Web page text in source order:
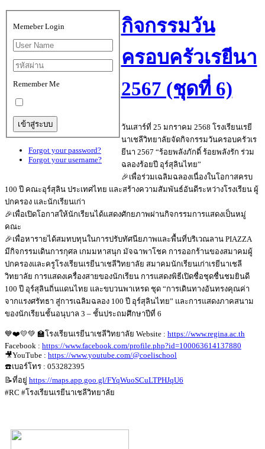
Memeber Login
Remember Me
Forgot your password?
Forgot your username?
กิจกรรมวัน
ครอบครัวเรยีนา
2567 (ชุดที่ 6)
วันเสาร์ที่ 25 มกราคม 2568 โรงเรียนเรยี
นาเชลีวิทยาลัยจัดกิจกรรมวันครอบครัวเร
ยีนา 2567 “ร้อยพลังภักดิ์ ร้อยพลังรัก ร่วม
ฉลองร้อยปี อุร์สุลินไทย”
🎉เพื่อร่วมเฉลิมฉลองเนื่องในโอกาสครบ
100 ปี คณะอุร์สุลิน ประเทศไทย และสร้างความสัมพันธ์อันดีระหว่างโรงเรียน ผู้
ปกครอง และนักเรียนเก่า
🎉เพื่อเปิดโอกาสให้นักเรียนได้แสดงศักยภาพผ่านกิจกรรมการแสดงเป็นหมู่
คณะ
🎉เพื่อหารายได้สมทบทุนในการปรับทัศนียภาพและพื้นที่บริเวณลาน PIAZZA
มีกิจกรรมเดินการกุศล เกมมหาสนุก มัจฉาพาโชค การออกร้านของสมาคมผู้
ปกครองและครูโรงเรียนเรยีนาเชลีวิทยาลัย สมาคมนักเรียนเก่าเรยีนาเชลี
วิทยาลัย การแสดงเครื่องสายของนักเรียน การแสดงพิธีเปิดชื่อชุดชื่นชมยินดี
100 ปี อุร์สุลินถิ่นแดนไทย และขบวนพาเหรด ชุด “การเดินทางอันทรงคุณค่า
จากแรงศรัทธา สู่การเฉลิมฉลอง 100 ปี อุร์สุลินไทย” และการแสดงภาคสนาม
ของนักเรียนชั้นอนุบาล 3 – ชั้นประถมศึกษาปีที่ 6
💙❤️💛💚 🏫โรงเรียนเรยีนาเชลีวิทยาลัย Website : https://www.regina.ac.th
Facebook : https://www.facebook.com/profile.php?id=100063614137880
🎥YouTube : https://www.youtube.com/@coelischool
☎️เบอร์โทร : 053282395
📝ที่อยู่ https://maps.app.goo.gl/FYqWuoSCuLTPHJqU6
#RC #โรงเรียนเรยีนาเชลีวิทยาลัย